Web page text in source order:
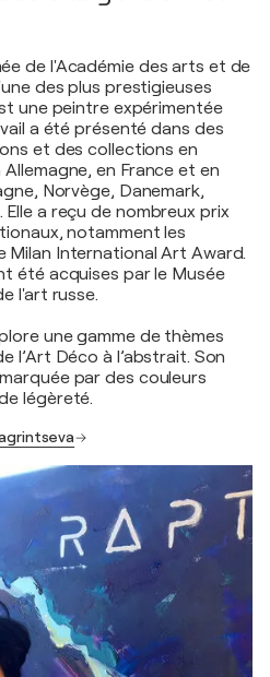
de l'Académie des arts et de
des plus prestigieuses
une peintre expérimentée
a été présenté dans des
et des collections en
en France et en
Norvège, Danemark,
Elle a reçu de nombreux prix
notamment les
Milan International Art Award.
été acquises par le Musée
l'art russe.
une gamme de thèmes
l’Art Déco à l’abstrait. Son
par des couleurs
légèreté.